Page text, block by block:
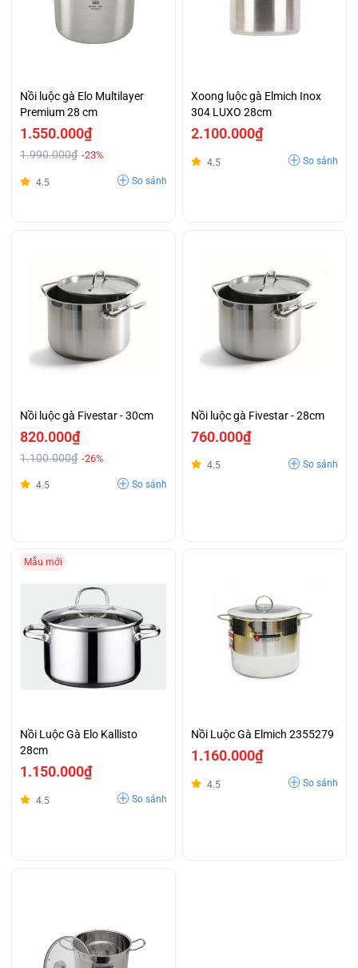
Nồi luộc gà Elo Multilayer
Premium 28 cm
1.550.000₫
1.990.000₫ -23%
4.5 So sánh
Xoong luộc gà Elmich Inox
304 LUXO 28cm
2.100.000₫
4.5 So sánh
Nồi luộc gà Fivestar - 30cm
820.000₫
1.100.000₫ -26%
4.5 So sánh
Nồi luộc gà Fivestar - 28cm
760.000₫
4.5 So sánh
Mẫu mới
Nồi Luộc Gà Elo Kallisto
28cm
1.150.000₫
4.5 So sánh
Nồi Luộc Gà Elmich 2355279
1.160.000₫
4.5 So sánh